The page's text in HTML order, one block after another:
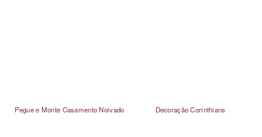
Pegue e Monte Casamento Noivado Decoração Corinthians